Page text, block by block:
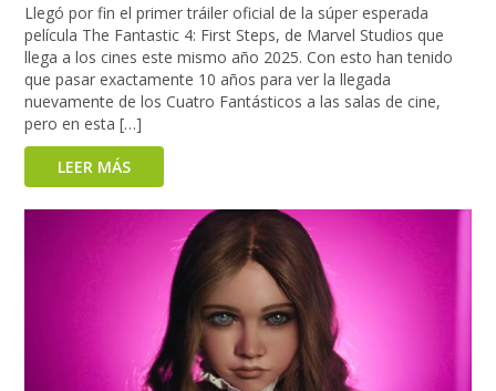
Llegó por fin el primer tráiler oficial de la súper esperada
película The Fantastic 4: First Steps, de Marvel Studios que
llega a los cines este mismo año 2025. Con esto han tenido
que pasar exactamente 10 años para ver la llegada
nuevamente de los Cuatro Fantásticos a las salas de cine,
pero en esta […]
LEER MÁS